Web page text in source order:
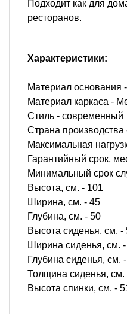
Подходит как для
ресторанов.
Характеристики:
Материал основания
Материал каркаса -
Стиль - современный
Страна производства
Максимальная
Гарантийный срок,
Минимальный срок
Высота, см. - 101
Ширина, см. - 45
Глубина, см. - 50
Высота сиденья, см. -
Ширина сиденья, см.
Глубина сиденья, см.
Толщина сиденья, см.
Высота спинки, см. -